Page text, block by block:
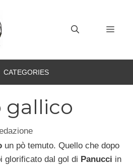
CATEGORIES
gallico
un pò temuto. Quello che dopo
glorificato dal gol di Panucci in